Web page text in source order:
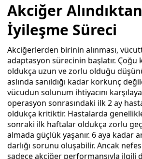
Akciğer
İyileşme Süreci
Akciğerlerden birinin alınması,
adaptasyon sürecinin başlatır. Çoğu
oldukça uzun ve zorlu olduğu
aslında sanıldığı kadar korkunç
vücudun solunum ihtiyacını
operasyon sonrasındaki ilk 2 ay
oldukça kritiktir. Hastalarda
sonraki ilk haftalar oldukça zorlu
almada güçlük yaşanır. 6 aya kadar
darlığı sorunu oluşabilir. Ancak
sadece akciğer performansıyla ilgili